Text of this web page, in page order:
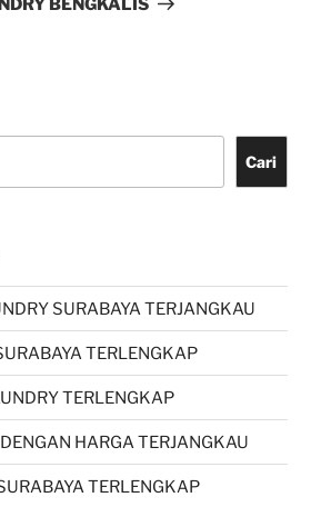
BENGKALIS
Cari
SURABAYA TERJANGKAU
TERLENGKAP
TERLENGKAP
HARGA TERJANGKAU
TERLENGKAP